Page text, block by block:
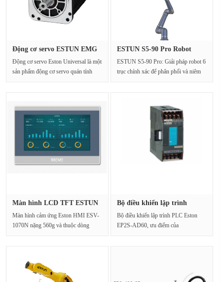
Động cơ servo ESTUN EMG
Động cơ servo Eston Universal là một
sản phẩm động cơ servo quán tính
ESTUN S5-90 Pro Robot
ESTUN S5-90 Pro: Giải pháp robot 6
trục chính xác để phân phối và niêm
Màn hình LCD TFT ESTUN
Màn hình cảm ứng Eston HMI ESV-
1070N nặng 560g và thuộc dòng
Bộ điều khiển lập trình
Bộ điều khiển lập trình PLC Eston
EP2S-AD60, ưu điểm của